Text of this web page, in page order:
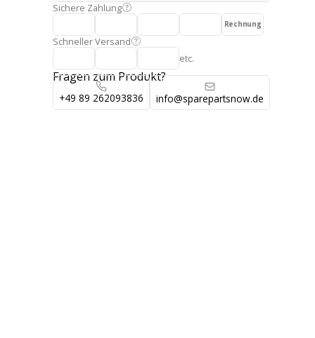
Sichere Zahlung
Rechnung
Schneller Versand
etc.
Fragen zum Produkt?
+49 89 262093836 info@sparepartsnow.de